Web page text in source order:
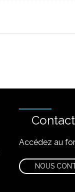
Contact
Accédez au
NOUS